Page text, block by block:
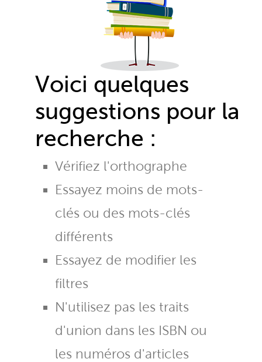
Voici quelques
suggestions pour la
recherche :
Vérifiez l'orthographe
Essayez moins de mots-
clés ou des mots-clés
différents
Essayez de modifier les
filtres
N'utilisez pas les traits
d'union dans les ISBN ou
les numéros d'articles